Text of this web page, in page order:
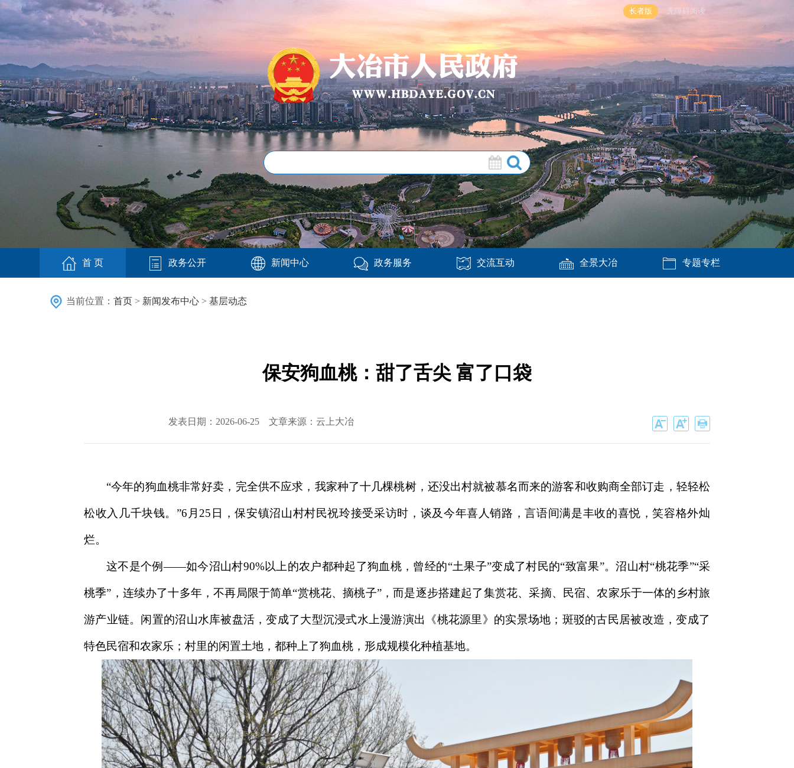
长者版 无障碍阅读
首 页 政务公开 新闻中心 政务服务 交流互动 全景大冶 专题专栏
当前位置： 首页 > 新闻发布中心 > 基层动态
保安狗血桃：甜了舌尖 富了口袋
发表日期：2026-06-25 文章来源：云上大冶
“今年的狗血桃非常好卖，完全供不应求，我家种了十几棵桃树，还没出村就被慕名而来的游客和收购商全部订走，轻轻松
松收入几千块钱。”6月25日，保安镇沼山村村民祝玲接受采访时，谈及今年喜人销路，言语间满是丰收的喜悦，笑容格外灿
烂。
这不是个例——如今沼山村90%以上的农户都种起了狗血桃，曾经的“土果子”变成了村民的“致富果”。沼山村“桃花季”“采
桃季”，连续办了十多年，不再局限于简单“赏桃花、摘桃子”，而是逐步搭建起了集赏花、采摘、民宿、农家乐于一体的乡村旅
游产业链。闲置的沼山水库被盘活，变成了大型沉浸式水上漫游演出《桃花源里》的实景场地；斑驳的古民居被改造，变成了
特色民宿和农家乐；村里的闲置土地，都种上了狗血桃，形成规模化种植基地。